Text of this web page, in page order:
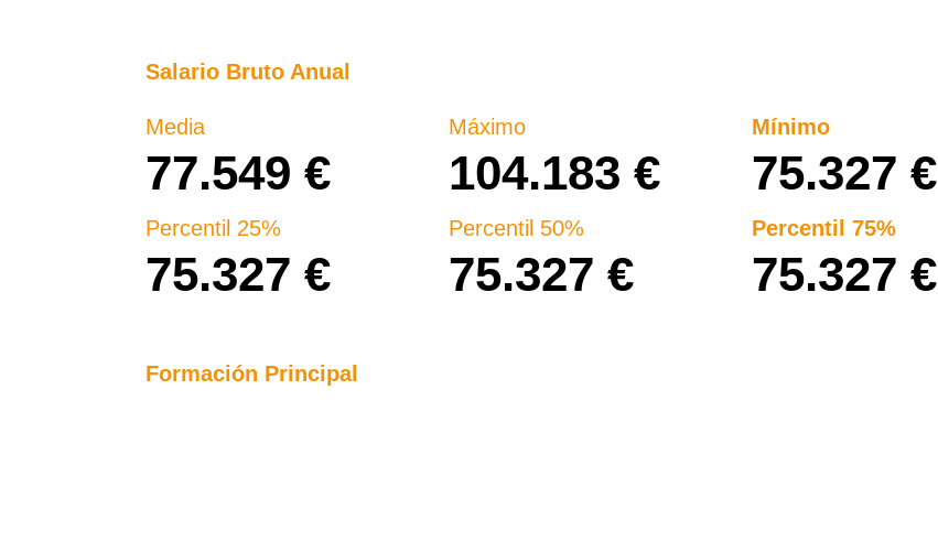
Salario Bruto Anual
Media​
77.549 €
Máximo
104.183 €
Mínimo
75.327 €
Percentil 25%
75.327 €
Percentil 50%
75.327 €
Percentil 75%
75.327 €
Formación Principal